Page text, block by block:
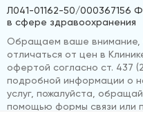
Л041-01162-50/000367156
в сфере здравоохранения
Обращаем ваше внимание,
отличаться от цен в
офертой согласно ст. 437
подробной информации о
услуг, пожалуйста,
помощью формы связи или